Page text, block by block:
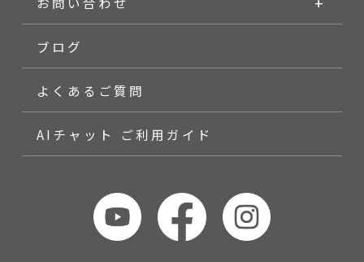
ブログ
よくあるご質問
AIチャット ご利用ガイド